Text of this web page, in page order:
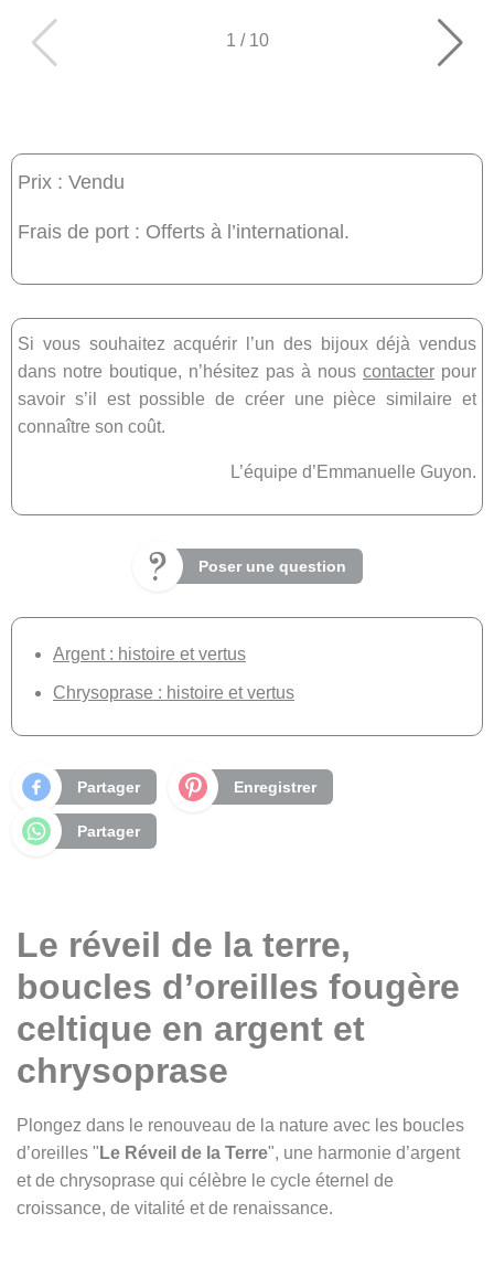
1 / 10
Prix : Vendu
Frais de port : Offerts à l’international.
Si vous souhaitez acquérir l’un des bijoux déjà vendus
dans notre boutique, n’hésitez pas à nous contacter pour
savoir s’il est possible de créer une pièce similaire et
connaître son coût.
L’équipe d’Emmanuelle Guyon.
Poser une question
Argent : histoire et vertus
Chrysoprase : histoire et vertus
Partager Enregistrer
Partager
Le réveil de la terre,
boucles d’oreilles fougère
celtique en argent et
chrysoprase
Plongez dans le renouveau de la nature avec les boucles
d’oreilles " Le Réveil de la Terre", une harmonie d’argent
et de chrysoprase qui célèbre le cycle éternel de
croissance, de vitalité et de renaissance.